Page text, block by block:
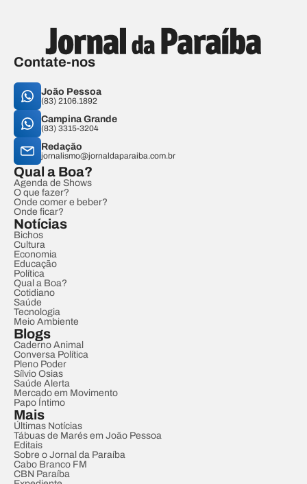
Contate-nos
João Pessoa
(83) 2106.1892
Campina Grande
(83) 3315-3204
Redação
jornalismo@jornaldaparaiba.com.br
Qual a Boa?
Agenda de Shows
O que fazer?
Onde comer e beber?
Onde ficar?
Notícias
Bichos
Cultura
Economia
Educação
Política
Qual a Boa?
Cotidiano
Saúde
Tecnologia
Meio Ambiente
Blogs
Caderno Animal
Conversa Política
Pleno Poder
Sílvio Osias
Saúde Alerta
Mercado em Movimento
Papo Íntimo
Mais
Últimas Notícias
Tábuas de Marés em João Pessoa
Editais
Sobre o Jornal da Paraíba
Cabo Branco FM
CBN Paraíba